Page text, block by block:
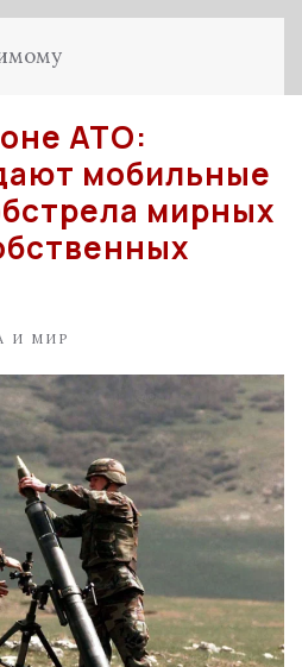
АТО:
мобильные
мирных
И МИР